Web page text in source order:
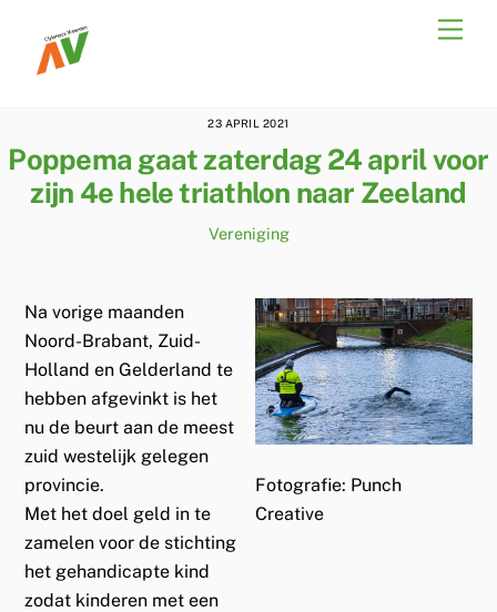
content
23 APRIL 2021
Poppema gaat zaterdag 24 april voor
zijn 4e hele triathlon naar Zeeland
Vereniging
Na vorige maanden
Noord-Brabant, Zuid-
Holland en Gelderland te
hebben afgevinkt is het
nu de beurt aan de meest
zuid westelijk gelegen
provincie.
Met het doel geld in te
zamelen voor de stichting
het gehandicapte kind
zodat kinderen met een
Fotografie: Punch
Creative